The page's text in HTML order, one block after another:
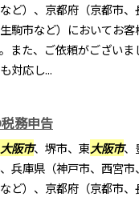
ど）、京都府（京都市
駒市など）においてお
また、ご依頼がござい
対応し...
務申告
大阪市、堺市、東大阪市、
兵庫県（神戸市、西宮
ど）、京都府（京都市